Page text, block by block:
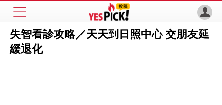
失智看診攻略／天天到日照中心 交朋友延
緩退化